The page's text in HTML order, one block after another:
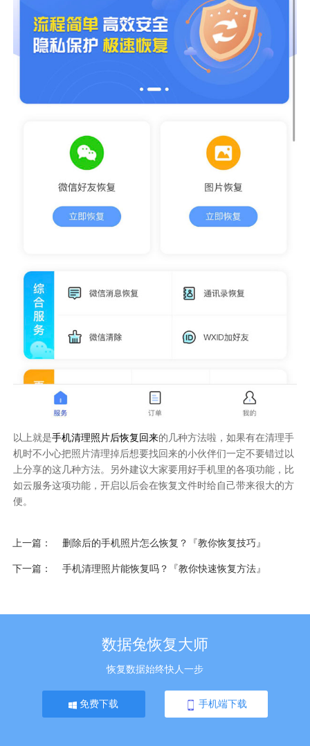
以上就是手机清理照片后恢复回来的几种方法啦，如果有在清理手
机时不小心把照片清理掉后想要找回来的小伙伴们一定不要错过以
上分享的这几种方法。另外建议大家要用好手机里的各项功能，比
如云服务这项功能，开启以后会在恢复文件时给自己带来很大的方
便。
上一篇
删除后的手机照片怎么恢复？『教你恢复技巧』
下一篇
手机清理照片能恢复吗？『教你快速恢复方法』
数据兔恢复大师
恢复数据始终快人一步
免费下载 手机端下载